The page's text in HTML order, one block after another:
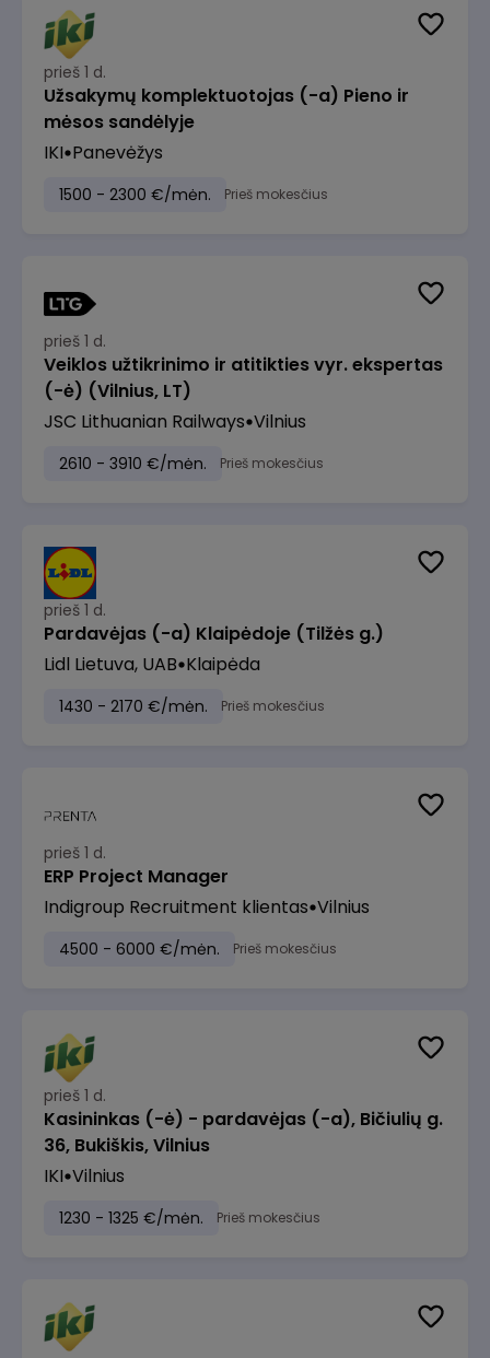
prieš 1 d.
Užsakymų komplektuotojas (-a) Pieno ir
mėsos sandėlyje
IKI Panevėžys
1500 - 2300 €/mėn. Prieš mokesčius
prieš 1 d.
Veiklos užtikrinimo ir atitikties vyr. ekspertas
(-ė) (Vilnius, LT)
JSC Lithuanian Railways Vilnius
2610 - 3910 €/mėn. Prieš mokesčius
prieš 1 d.
Pardavėjas (-a) Klaipėdoje (Tilžės g.)
Lidl Lietuva, UAB Klaipėda
1430 - 2170 €/mėn. Prieš mokesčius
prieš 1 d.
ERP Project Manager
Indigroup Recruitment klientas Vilnius
4500 - 6000 €/mėn. Prieš mokesčius
prieš 1 d.
Kasininkas (-ė) - pardavėjas (-a), Bičiulių g.
36, Bukiškis, Vilnius
IKI Vilnius
1230 - 1325 €/mėn. Prieš mokesčius